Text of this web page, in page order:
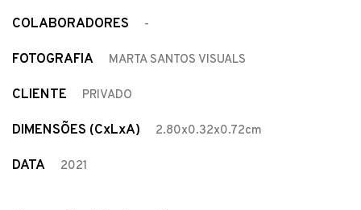
COLABORADORES -
FOTOGRAFIA MARTA SANTOS VISUALS
CLIENTE PRIVADO
DIMENSÕES (CxLxA) 2.80x0.32x0.72cm
DATA 2021